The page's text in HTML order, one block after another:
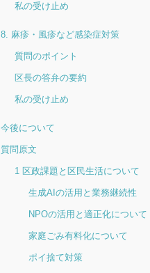
私の受け止め
8. 麻疹・風疹など感染症対策
質問のポイント
区長の答弁の要約
私の受け止め
今後について
質問原文
1 区政課題と区民生活について
生成AIの活用と業務継続性
NPOの活用と適正化について
家庭ごみ有料化について
ポイ捨て対策